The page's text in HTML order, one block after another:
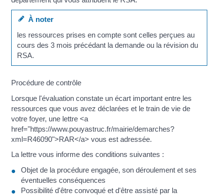
À noter
les ressources prises en compte sont celles perçues au
cours des 3 mois précédant la demande ou la révision du
RSA.
Procédure de contrôle
Lorsque l'évaluation constate un écart important entre les
ressources que vous avez déclarées et le train de vie de
votre foyer, une lettre <a
href="https://www.pouyastruc.fr/mairie/demarches?
xml=R46090">RAR</a> vous est adressée.
La lettre vous informe des conditions suivantes :
Objet de la procédure engagée, son déroulement et ses
éventuelles conséquences
Possibilité d'être convoqué et d'être assisté par la